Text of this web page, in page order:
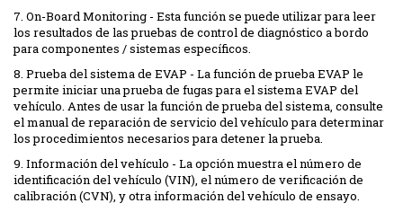
7. On-Board Monitoring - Esta función se puede utilizar para leer
los resultados de las pruebas de control de diagnóstico a bordo
para componentes / sistemas específicos.
8. Prueba del sistema de EVAP - La función de prueba EVAP le
permite iniciar una prueba de fugas para el sistema EVAP del
vehículo. Antes de usar la función de prueba del sistema, consulte
el manual de reparación de servicio del vehículo para determinar
los procedimientos necesarios para detener la prueba.
9. Información del vehículo - La opción muestra el número de
identificación del vehículo (VIN), el número de verificación de
calibración (CVN), y otra información del vehículo de ensayo.